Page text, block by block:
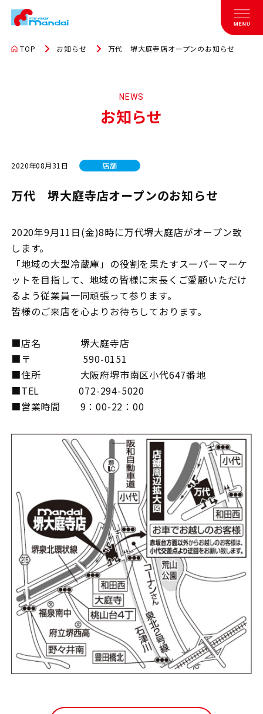
TOP お知らせ 万代 堺大庭寺店オープンのお知らせ
NEWS
お知らせ
2020年08月31日 店舗
万代 堺大庭寺店オープンのお知らせ
2020年9月11日(金)8時に万代堺大庭店がオープン致
します。
「地域の大型冷蔵庫」の役割を果たすスーパーマーケ
ットを目指して、地域の皆様に末長くご愛顧いただけ
るよう従業員一同頑張って参ります。
皆様のご来店を心よりお待ちしております。
■店名 堺大庭寺店
■〒 590-0151
■住所 大阪府堺市南区小代647番地
■TEL 072-294-5020
■営業時間 9：00-22：00